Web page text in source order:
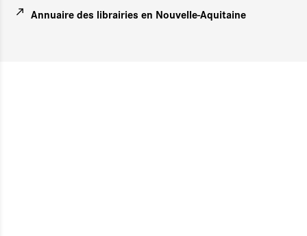
Annuaire des librairies en Nouvelle-Aquitaine